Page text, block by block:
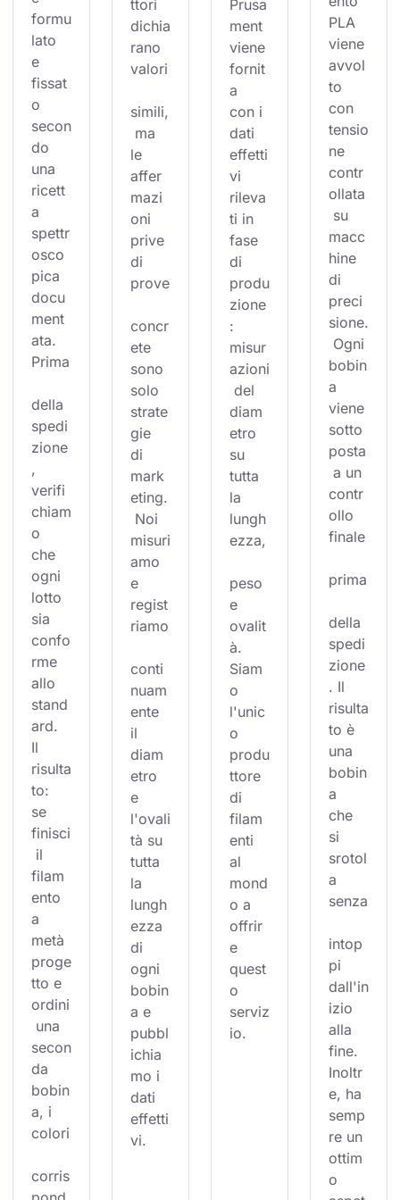
formu
lato
e
fissat
o
secon
do
una
ricett
a
spettr
osco
pica
docu
ment
ata.
Prima
della
spedi
zione
,
verifi
chiam
o
che
ogni
lotto
sia
confo
rme
allo
stand
ard.
Il
risulta
to:
se
finisci
il
filam
ento
a
metà
proge
tto e
ordini
una
secon
da
bobin
a, i
colori
corris
ttori
dichia
rano
valori
simili,
ma
le
affer
mazi
oni
prive
di
prove
concr
ete
sono
solo
strate
gie
di
mark
eting.
Noi
misuri
amo
e
regist
riamo
conti
nuam
ente
il
diam
etro
e
l'ovali
tà su
tutta
la
lungh
ezza
di
ogni
bobin
a e
pubbl
ichia
mo i
dati
effetti
vi.
Prusa
ment
viene
fornit
a
con i
dati
effetti
vi
rileva
ti in
fase
di
produ
zione
:
misur
azioni
del
diam
etro
su
tutta
la
lungh
ezza,
peso
e
ovalit
à.
Siam
o
l'unic
o
produ
ttore
di
filam
enti
al
mond
o a
offrir
e
quest
o
serviz
io.
PLA
viene
avvol
to
con
tensio
ne
contr
ollata
su
macc
hine
di
preci
sione.
Ogni
bobin
a
viene
sotto
posta
a un
contr
ollo
finale
prima
della
spedi
zione
. Il
risulta
to è
una
bobin
a
che
si
srotol
a
senza
intop
pi
dall'in
izio
alla
fine.
Inoltr
e, ha
semp
re un
ottim
o